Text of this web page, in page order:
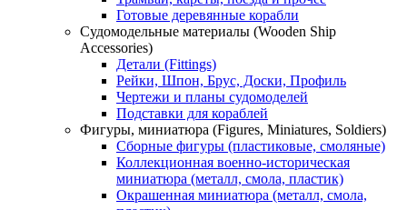
Готовые деревянные корабли
Судомодельные материалы (Wooden Ship
Accessories)
Детали (Fittings)
Рейки, Шпон, Брус, Доски, Профиль
Чертежи и планы судомоделей
Подстaвки для кораблей
Фигуры, миниатюра (Figures, Miniatures, Soldiers)
Сборные фигуры (пластиковые, смоляные)
Коллекционная военно-историческая
миниатюра (металл, смола, пластик)
Окрашенная миниатюра (металл, смола,